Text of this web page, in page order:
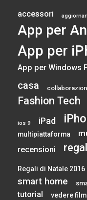
accessori
App per
App per
App per Windows
casa
Fashion Tech
ios 9 iPad
multipiattaforma
recensioni
Regali di Natale 2016
smart home
tutorial vedere